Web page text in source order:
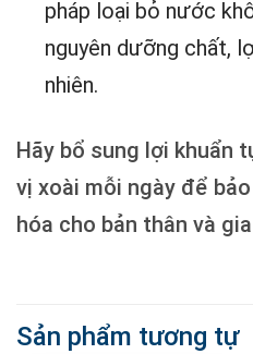
pháp loại bỏ nước
nguyên dưỡng chất,
nhiên.
Hãy bổ sung lợi khuẩn
vị xoài mỗi ngày để
hóa cho bản thân và
Sản phẩm tương tự